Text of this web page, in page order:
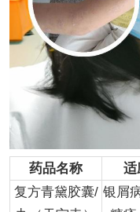
药品名称 适
复方青黛胶囊/ 银屑